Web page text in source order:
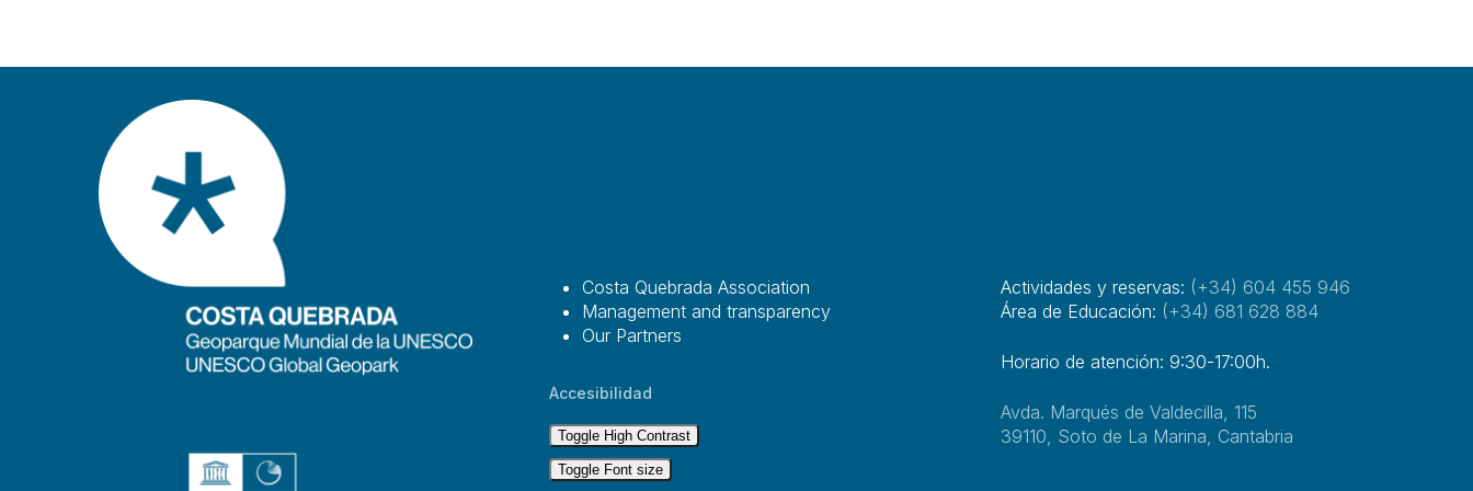
Costa Quebrada Association
Management and transparency
Our Partners
Accesibilidad
Toggle High Contrast
Toggle Font size
Actividades y reservas: (+34) 604 455 946
Área de Educación: (+34) 681 628 884
Horario de atención: 9:30-17:00h.
Avda. Marqués de Valdecilla, 115
39110, Soto de La Marina, Cantabria